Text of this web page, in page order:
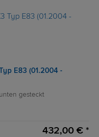
E83 (01.2004 -
gesteckt
432,00 € *